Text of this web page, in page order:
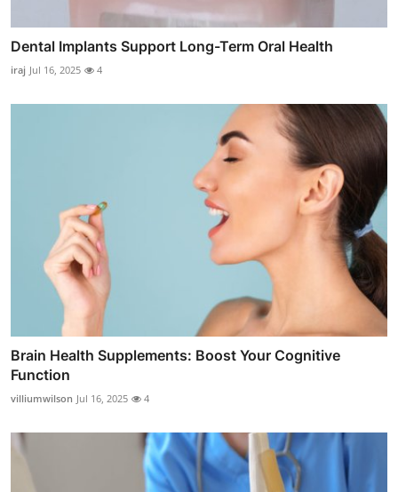
Dental Implants Support Long-Term Oral Health
iraj Jul 16, 2025 4
Brain Health Supplements: Boost Your Cognitive
Function
villiumwilson Jul 16, 2025 4